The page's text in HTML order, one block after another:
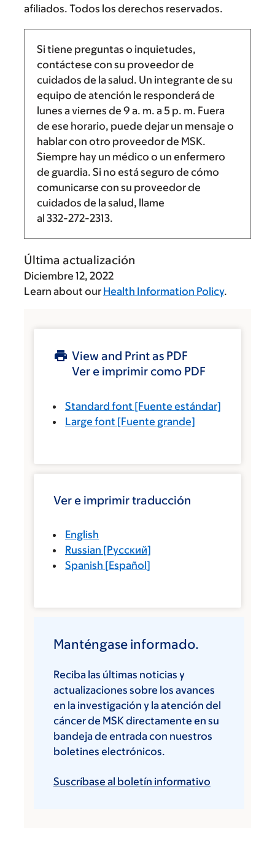
afiliados. Todos los derechos reservados.
Si tiene preguntas o inquietudes,
contáctese con su proveedor de
cuidados de la salud. Un integrante de su
equipo de atención le responderá de
lunes a viernes de 9 a. m. a5 p. m. Fuera
de ese horario, puede dejar un mensaje o
hablar con otro proveedor de MSK.
Siempre hay un médico o un enfermero
de guardia. Si no está seguro de cómo
comunicarse con su proveedor de
cuidados de la salud, llame
al 332-272-2313.
Última actualización
Diciembre 12, 2022
Learn about our Health Information Policy.
View and Print as PDF
Ver e imprimir como PDF
Standard font [Fuente estándar]
Large font [Fuente grande]
Ver e imprimir traducción
English
Russian [Русский]
Spanish [Español]
Manténgase informado.
Reciba las últimas noticias y
actualizaciones sobre los avances
en la investigación y la atención del
cáncer de MSK directamente en su
bandeja de entrada con nuestros
boletines electrónicos.
Suscríbase al boletín informativo